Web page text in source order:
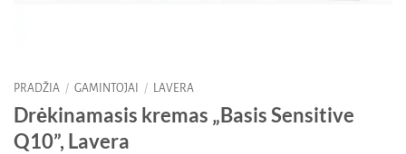
PRADŽIA / GAMINTOJAI / LAVERA
Drėkinamasis kremas „Basis Sensitive
Q10”, Lavera